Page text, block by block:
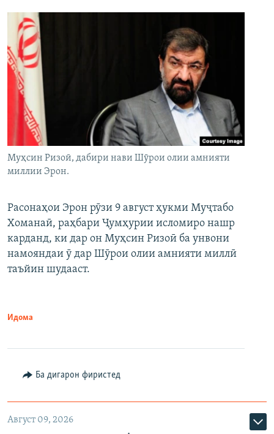
Муҳсин Ризоӣ, дабири нави Шӯрои олии амнияти
миллии Эрон.
Расонаҳои Эрон рӯзи 9 август ҳукми Муҷтабо
Хоманаӣ, раҳбари Ҷумҳурии исломиро нашр
карданд, ки дар он Муҳсин Ризоӣ ба унвони
намояндаи ӯ дар Шӯрои олии амнияти миллӣ
таъйин шудааст.
Идома
Ба дигарон фиристед
Август 09, 2026